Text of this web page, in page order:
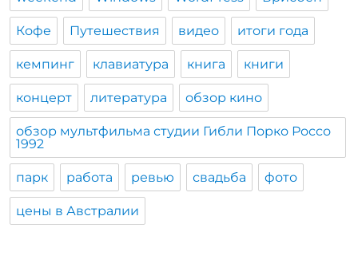
Кофе Путешествия видео итоги года
кемпинг клавиатура книга книги
концерт литература обзор кино
обзор мультфильма студии Гибли Порко Россо
1992
парк работа ревью свадьба фото
цены в Австралии